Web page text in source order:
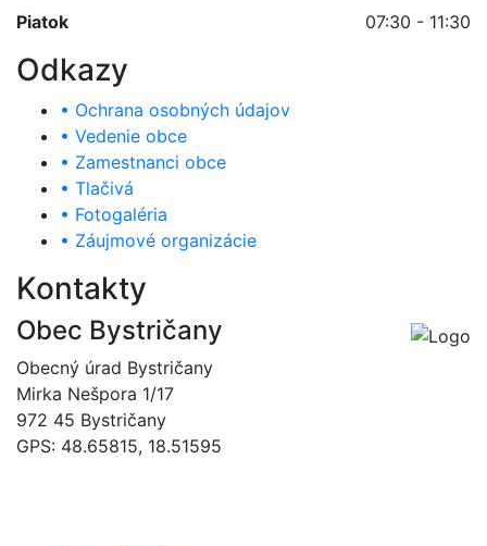
Piatok
07:30 - 11:30
Odkazy
• Ochrana osobných údajov
• Vedenie obce
• Zamestnanci obce
• Tlačivá
• Fotogaléria
• Záujmové organizácie
Kontakty
Obec Bystričany
Obecný úrad Bystričany
Mirka Nešpora 1/17
972 45 Bystričany
GPS: 48.65815, 18.51595